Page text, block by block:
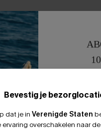
Bevestig je
dat je in Verenigde Staten
overschakelen naar